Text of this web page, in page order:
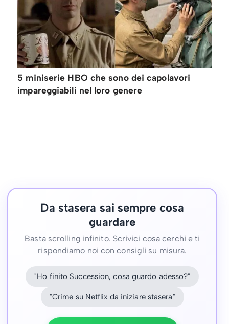
5 miniserie HBO che sono dei capolavori
impareggiabili nel loro genere
Da stasera sai sempre cosa
guardare
Basta scrolling infinito. Scrivici cosa cerchi e ti
rispondiamo noi con consigli su misura.
"Ho finito Succession, cosa guardo adesso?"
"Crime su Netflix da iniziare stasera"